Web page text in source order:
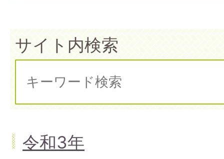
サイト内検索
令和3年